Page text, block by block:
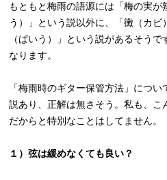
もともと梅雨の語源には「梅の実
う）」という説以外に、「黴（カ
（ばいう）」という説があるそう
なります。
「梅雨時のギター保管方法」につ
説あり、正解は無さそう。私も、
だからと特別なことはしてません。
１）弦は緩めなくても良い？